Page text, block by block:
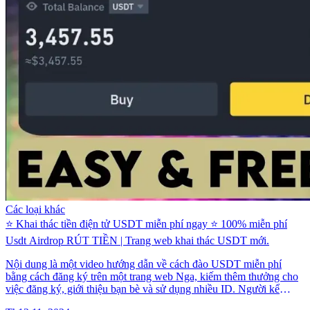
Các loại khác
⭐ Khai thác tiền điện tử USDT miễn phí ngay ⭐ 100% miễn phí
Usdt Airdrop RÚT TIỀN | Trang web khai thác USDT mới.
Nội dung là một video hướng dẫn về cách đào USDT miễn phí
bằng cách đăng ký trên một trang web Nga, kiếm thêm thưởng cho
việc đăng ký, giới thiệu bạn bè và sử dụng nhiều ID. Người kể